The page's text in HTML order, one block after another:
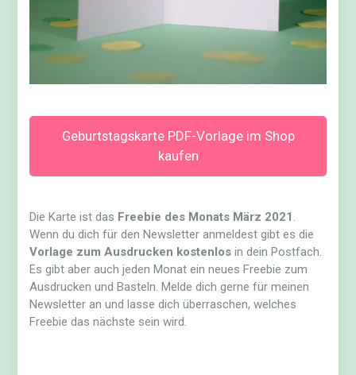
Geburtstagskarte PDF-Vorlage im Shop
kaufen
Die Karte ist das Freebie des Monats März 2021 .
Wenn du dich für den Newsletter anmeldest gibt es die
Vorlage zum Ausdrucken kostenlos in dein Postfach.
Es gibt aber auch jeden Monat ein neues Freebie zum
Ausdrucken und Basteln. Melde dich gerne für meinen
Newsletter an und lasse dich überraschen, welches
Freebie das nächste sein wird.